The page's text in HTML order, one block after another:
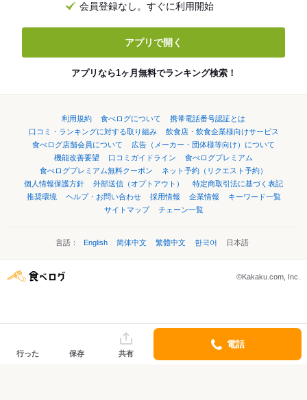
会員登録なし。すぐに利用開始
アプリで開く
アプリなら1ヶ月無料でランキング検索！
利用規約 食べログについて
携帯電話番号認証とは
口コミ・ランキングに対する取り組み
飲食店・飲食企業様向けサービス
食べログ店舗会員について
広告（メーカー・団体様等向け）について
機能改善要望
口コミガイドライン
食べログプレミアム
食べログプレミアム無料クーポン
ネット予約（リクエスト予約）
個人情報保護方針
外部送信（オプトアウト）
特定商取引法に基づく表記
推奨環境
ヘルプ・お問い合わせ 採用情報 企業情報
キーワード一覧
サイトマップ
チェーン一覧
言語： English 简体中文 繁體中文 한국어 日本語
©Kakaku.com, Inc.
行った 保存 共有
電話